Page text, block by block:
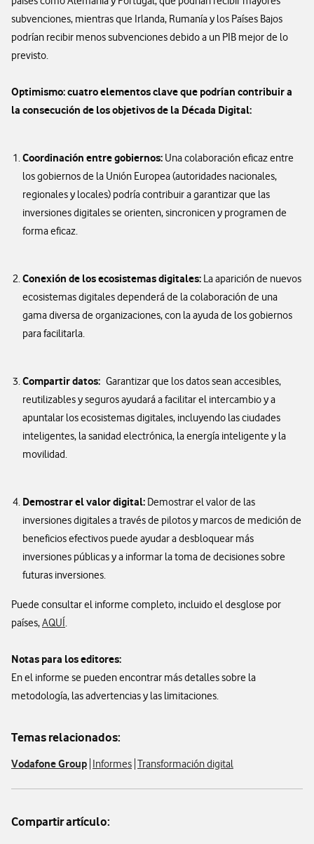
subvenciones, mientras que Irlanda, Rumanía y los Países Bajos
podrían recibir menos subvenciones debido a un PIB mejor de lo
previsto.
Optimismo: cuatro elementos clave que podrían contribuir a
la consecución de los objetivos de la Década Digital:
Coordinación entre gobiernos: Una colaboración eficaz entre
los gobiernos de la Unión Europea (autoridades nacionales,
regionales y locales) podría contribuir a garantizar que las
inversiones digitales se orienten, sincronicen y programen de
forma eficaz.
Conexión de los ecosistemas digitales: La aparición de nuevos
ecosistemas digitales dependerá de la colaboración de una
gama diversa de organizaciones, con la ayuda de los gobiernos
para facilitarla.
Compartir datos: Garantizar que los datos sean accesibles,
reutilizables y seguros ayudará a facilitar el intercambio y a
apuntalar los ecosistemas digitales, incluyendo las ciudades
inteligentes, la sanidad electrónica, la energía inteligente y la
movilidad.
Demostrar el valor digital: Demostrar el valor de las
inversiones digitales a través de pilotos y marcos de medición de
beneficios efectivos puede ayudar a desbloquear más
inversiones públicas y a informar la toma de decisiones sobre
futuras inversiones.
Puede consultar el informe completo, incluido el desglose por
países,AQUÍ.
Notas para los editores:
En el informe se pueden encontrar más detalles sobre la
metodología, las advertencias y las limitaciones.
Temas relacionados:
Vodafone Group Informes Transformación digital
Compartir artículo: